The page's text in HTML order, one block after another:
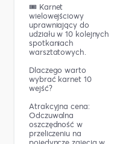
🎟️ Karnet
wielowejściowy
uprawniający do
udziału w 10 kolejnych
spotkaniach
warsztatowych.
Dlaczego warto
wybrać karnet 10
wejść?
Atrakcyjna cena:
Odczuwalna
oszczędność w
przeliczeniu na